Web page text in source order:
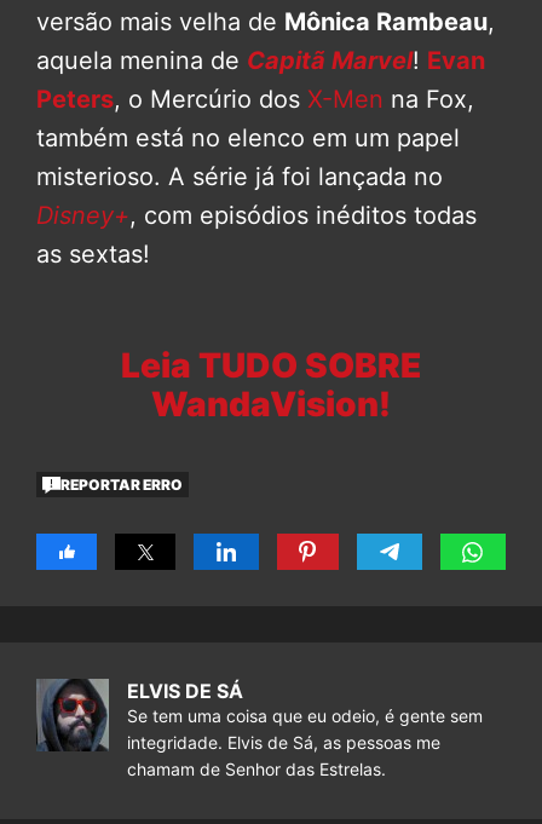
versão mais velha de Mônica Rambeau,
aquela menina de Capitã Marvel! Evan
Peters, o Mercúrio dos X-Men na Fox,
também está no elenco em um papel
misterioso. A série já foi lançada no
Disney+, com episódios inéditos todas
as sextas!
Leia TUDO SOBRE
WandaVision!
REPORTAR ERRO
ELVIS DE SÁ
Se tem uma coisa que eu odeio, é gente sem
integridade. Elvis de Sá, as pessoas me
chamam de Senhor das Estrelas.